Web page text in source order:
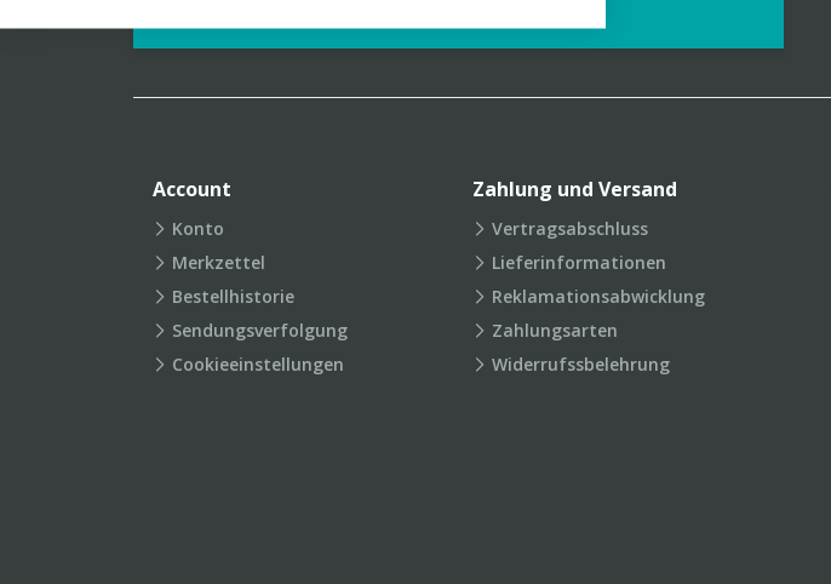
Account
Konto
Merkzettel
Bestellhistorie
Sendungsverfolgung
Cookieeinstellungen
Zahlung und Versand
Vertragsabschluss
Lieferinformationen
Reklamationsabwicklung
Zahlungsarten
Widerrufssbelehrung